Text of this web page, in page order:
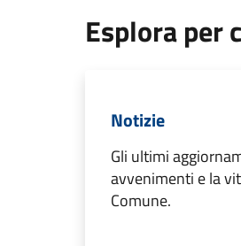
Esplora per
Notizie
Gli ultimi
avvenimenti e la
Comune.